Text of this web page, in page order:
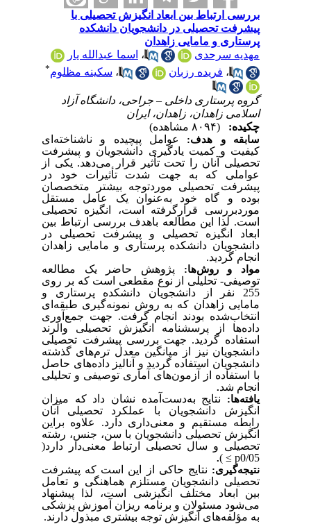
بررسی ارتباط بین ابعاد انگیزش تحصیلی با
پیشرفت تحصیلی در دانشجویان دانشکده
پرستاری و مامایی زاهدان
مهدیه سرحدی
،اسما عبدالله یار
،فریده رزبان ،سکینه مظلوم
گروه پرستاری داخلی – جراحی، دانشگاه آزاد
اسلامی زاهدان، زاهدان، ایران
چکیده:
سابقه و هدف: عوامل پیچیده
ناشناخته‌ای
کیفیت و کمیت یادگیری دانشجویان و
پیشرفت
تحصیلی آنان را تحت تأثیر قرار می‌دهد. یکی از
عواملی
که به جهت شدت تأثیرات خود
در
پیشرفت تحصیلی موردتوجه بیشتر
متخصصان
بوده
گاه خود به‌عنوان یک عامل
مستقل
موردبررسی قرارگرفته است، انگیزه تحصیلی
است. لذا این مطالعه باهدف بررسی ارتباط بین
ابعاد انگیزه تحصیلی و پیشرفت تحصیلی در
دانشجویان دانشکده پرستاری و مامایی زاهدان
انجام گردید.
مواد و روش‌ها:
پژوهش حاضر یک مطالعه
توصیفی- تحلیلی از نوع مقطعی است که بر روی
255 نفر از دانشجویان دانشکده پرستاری و
مامایی زاهدان که به روش نمونه‌گیری طبقه‌ای
انتخاب‌شده بودند انجام گرفت. جهت جمع‌آوری
داده‌ها از پرسشنامه انگیزش تحصیلی والرند
استفاده گردید.جهت بررسی پیشرفت تحصیلی
دانشجویان نیز از میانگین معدل ترم‌های گذشته
دانشجویان استفاده گردیدو آنالیز داده‌های حاصل
با استفاده از آزمون‌های آماری توصیفی و تحلیلی
انجام شد.
یافته‌ها:نتایج به‌دست‌آمده نشان داد که میزان
انگیزش دانشجویان با عملکرد تحصیلی آنان
رابطه مستقیم و معنی‌داری دارد. علاوه براین
انگیزش تحصیلی دانشجویان با سن، جنس، رشته
تحصیلی و سال تحصیلیارتباط معنی‌دار دارد)
05
/
0
p
≤
)
.
نتیجه‌گیری:نتایج حاکی از این است که پیشرفت
تحصیلی دانشجویان مستلزم هماهنگی و
تعامل
بین ابعاد مختلف انگیزشی است، لذا پیشنهاد
می‌شود مسئولان و برنامه ریزان آموزش پزشکی
به مؤلفه‌های انگیزش توجه بیشتری مبذول دارند.